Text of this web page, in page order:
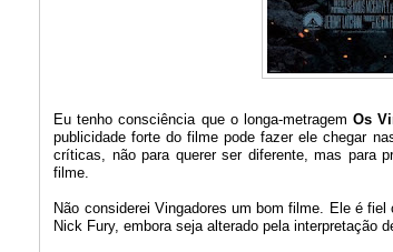
Eu tenho consciência que o longa-metragem Os
publicidade forte do filme pode fazer ele chegar
críticas, não para querer ser diferente, mas para
filme.
Não considerei Vingadores um bom filme. Ele é
Nick Fury, embora seja alterado pela